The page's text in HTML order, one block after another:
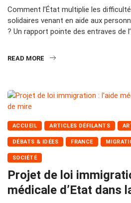
Comment l’État multiplie les
solidaires venant en aide aux
? Un rapport pointe des entraves de
READ MORE
ACCUEIL ARTICLES DÉFILANTS
DÉBATS & IDÉES FRANCE
SOCIÉTÉ
Projet de loi
médicale d’Etat dans